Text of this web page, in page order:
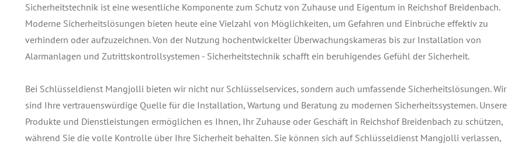
Sicherheitstechnik ist eine wesentliche Komponente zum Schutz von Zuhause und Eigentum in Reichshof Breidenbach.
Moderne Sicherheitslösungen bieten heute eine Vielzahl von Möglichkeiten, um Gefahren und Einbrüche effektiv zu
verhindern oder aufzuzeichnen. Von der Nutzung hochentwickelter Überwachungskameras bis zur Installation von
Alarmanlagen und Zutrittskontrollsystemen - Sicherheitstechnik schafft ein beruhigendes Gefühl der Sicherheit.
Bei Schlüsseldienst Mangjolli bieten wir nicht nur Schlüsselservices, sondern auch umfassende Sicherheitslösungen. Wir
sind Ihre vertrauenswürdige Quelle für die Installation, Wartung und Beratung zu modernen Sicherheitssystemen. Unsere
Produkte und Dienstleistungen ermöglichen es Ihnen, Ihr Zuhause oder Geschäft in Reichshof Breidenbach zu schützen,
während Sie die volle Kontrolle über Ihre Sicherheit behalten. Sie können sich auf Schlüsseldienst Mangjolli verlassen,